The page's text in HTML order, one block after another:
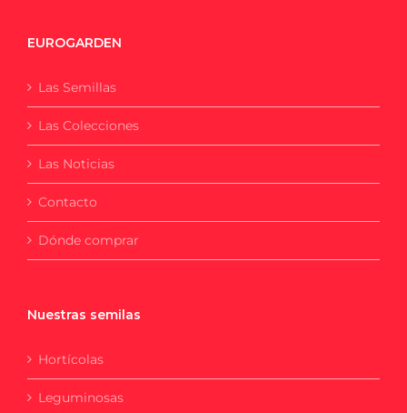
EUROGARDEN
Las Semillas
Las Colecciones
Las Noticias
Contacto
Dónde comprar
Nuestras semilas
Hortícolas
Leguminosas